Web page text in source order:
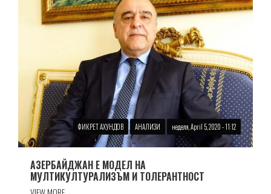
ФИКРЕТ АХУНДОВ АНАЛИЗИ неделя, April 5, 2020 - 11:12
АЗЕРБАЙДЖАН Е МОДЕЛ НА
МУЛТИКУЛТУРАЛИЗЪМ И ТОЛЕРАНТНОСТ